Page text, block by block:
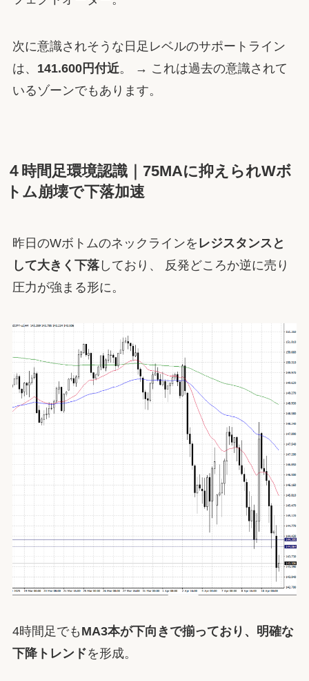
次に意識されそうな日足レベルのサポートライン
は、 141.600円付近。 → これは過去の意識されて
いるゾーンでもあります。
４時間足環境認識｜75MAに抑えられWボ
トム崩壊で下落加速
昨日のWボトムのネックラインを レジスタンスと
して大きく下落しており、 反発どころか逆に売り
圧力が強まる形に。
4時間足でも MA3本が下向きで揃っており、明確な
下降トレンドを形成。